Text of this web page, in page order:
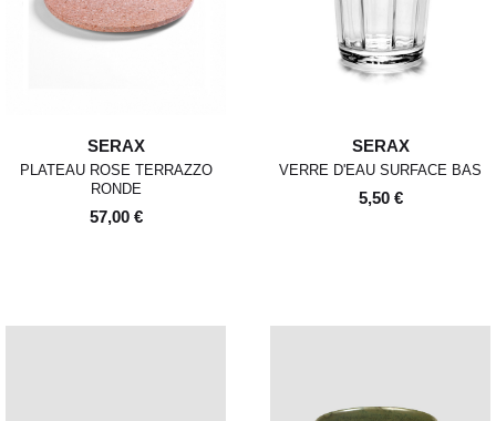
SERAX
PLATEAU ROSE TERRAZZO
RONDE
57,00 €
SERAX
VERRE D'EAU SURFACE BAS
5,50 €